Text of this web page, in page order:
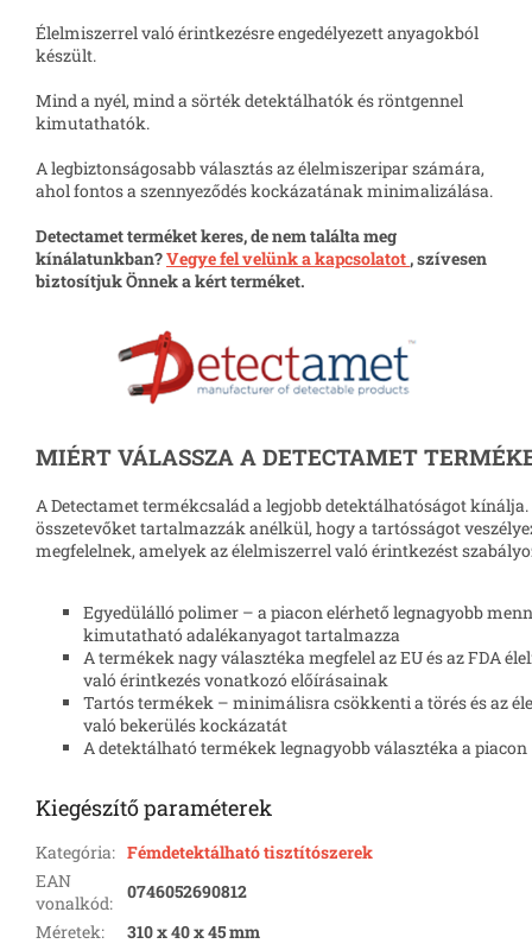
Élelmiszerrel való érintkezésre engedélyezett anyagokból
készült.
Mind a nyél, mind a sörték detektálhatók és röntgennel
kimutathatók.
A legbiztonságosabb választás az élelmiszeripar számára,
ahol fontos a szennyeződés kockázatának minimalizálása.
Detectamet terméket keres, de nem találta meg
kínálatunkban?Vegye fel velünk a kapcsolatot , szívesen
biztosítjuk Önnek a kért terméket.
MIÉRT VÁLASSZA A DETECTAMET
A Detectamet termékcsalád a legjobb detektálhatóságot
összetevőket tartalmazzák anélkül, hogy a tartósságot
megfelelnek, amelyek az élelmiszerrel való érintkezést
Egyedülálló polimer – a piacon elérhető legnagyobb
kimutatható adalékanyagot tartalmazza
A termékek nagy választéka megfelel az EU és az FDA
való érintkezés vonatkozó előírásainak
Tartós termékek – minimálisra csökkenti a törés és az
való bekerülés kockázatát
A detektálhatótermékek legnagyobb választéka a piacon
Kiegészítő paraméterek
Kategória: Fémdetektálható tisztítószerek
EAN
vonalkód:
0746052690812
Méretek:
310 x 40 x 45 mm